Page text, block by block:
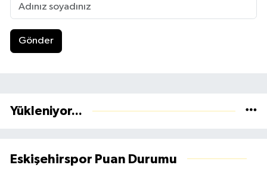
Gönder
Yükleniyor...
Eskişehirspor Puan Durumu